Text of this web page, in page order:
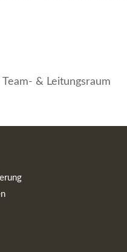
& Leitungsraum